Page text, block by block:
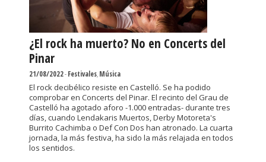
¿El rock ha muerto? No en Concerts del
Pinar
21/08/2022-Festivales,Música
El rock decibélico resiste en Castelló. Se ha podido
comprobar en Concerts del Pinar. El recinto del Grau de
Castelló ha agotado aforo -1.000 entradas- durante tres
días, cuando Lendakaris Muertos, Derby Motoreta's
Burrito Cachimba o Def Con Dos han atronado. La cuarta
jornada, la más festiva, ha sido la más relajada en todos
los sentidos.